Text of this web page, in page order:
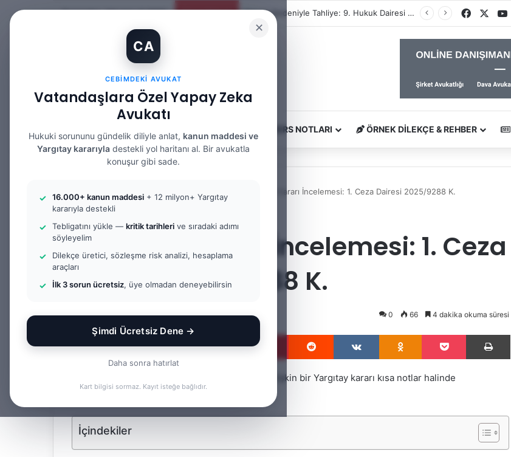
✕
CA
CEBIMDEKI AVUKAT
Vatandaşlara Özel Yapay Zeka
Avukatı
Hukuki sorununu gündelik diliyle anlat, kanun maddesi ve
Yargıtay kararıyla destekli yol haritanı al. Bir avukatla
konuşur gibi sade.
16.000+ kanun maddesi + 12 milyon+ Yargıtay
kararıyla destekli
Tebligatını yükle — kritik tarihleri ve sıradaki adımı
söyleyelim
Dilekçe üretici, sözleşme risk analizi, hesaplama
araçları
İlk 3 sorun ücretsiz, üye olmadan deneyebilirsin
Şimdi Ücretsiz Dene →
Daha sonra hatırlat
Kart bilgisi sormaz. Kayıt isteğe bağlıdır.
Perşembe, Ağustos 6 2026 Güncel Makale İhtiyaç Nedeniyle Tahliye: 9. Hukuk Dairesi 2025/7083 K. Facebook
HUKUK DERS NOTLARI ÖRNEK DILEKÇE & REHBER
Yargıtay Kararı İncelemesi: 1. Ceza Dairesi 2025/9288 K.
Yargıtay Kararı İncelemesi: 1. Ceza
Dairesi 2025/9288 K.
Av. Gökhan Yağmur
F
o
w
n
B
i
p
s
0 66 4 dakika okuma süresi
Facebook X Pinterest Reddit VKontakte Odnoklassniki Pocket
Bu yazıda yargıtay kararı i̇ncelemesi konusuna ilişkin bir Yargıtay kararı kısa notlar halinde
incelenmektedir.
İçindekiler